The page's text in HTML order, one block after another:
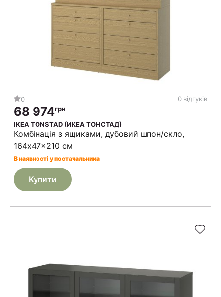
0 0 відгуків
68 974грн
IKEA TONSTAD (ИКЕА ТОНСТАД)
Комбінація з ящиками, дубовий шпон/скло,
164x47x210 см
В наявності у постачальника
Купити